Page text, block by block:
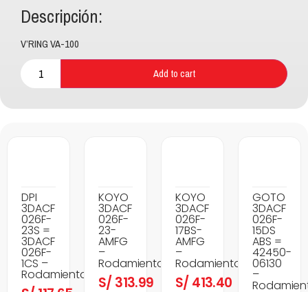
Descripción:
V’RING VA-100
Add to cart
DPI
3DACF
026F-
23S =
3DACF
026F-
1CS –
Rodamientos
KOYO
3DACF
026F-
23-
AMFG
–
Rodamientos
S/ 313.99
KOYO
3DACF
026F-
17BS-
AMFG
–
Rodamientos
S/ 413.40
GOTO
3DACF
026F-
15DS
ABS =
42450-
06130
–